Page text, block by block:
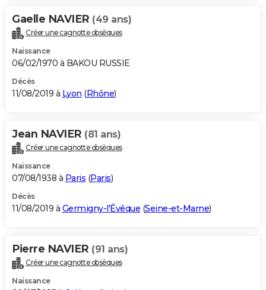
Gaelle NAVIER (49 ans)
Créer une cagnotte obsèques
Naissance
06/02/1970 à BAKOU RUSSIE
Décès
11/08/2019 à Lyon (Rhône)
Jean NAVIER (81 ans)
Créer une cagnotte obsèques
Naissance
07/08/1938 à Paris (Paris)
Décès
11/08/2019 à Germigny-l'Évêque (Seine-et-Marne)
Pierre NAVIER (91 ans)
Créer une cagnotte obsèques
Naissance